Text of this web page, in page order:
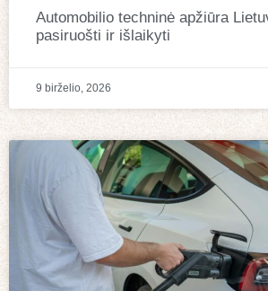
Automobilio techninė apžiūra
pasiruošti ir išlaikyti
9 birželio, 2026